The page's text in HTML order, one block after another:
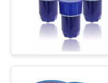
ΑΠΌΣΠΑΣΜΑ
NEWS